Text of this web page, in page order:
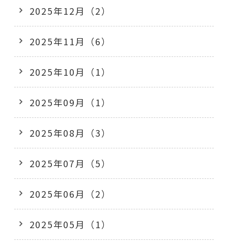
2025年12月（2）
2025年11月（6）
2025年10月（1）
2025年09月（1）
2025年08月（3）
2025年07月（5）
2025年06月（2）
2025年05月（1）